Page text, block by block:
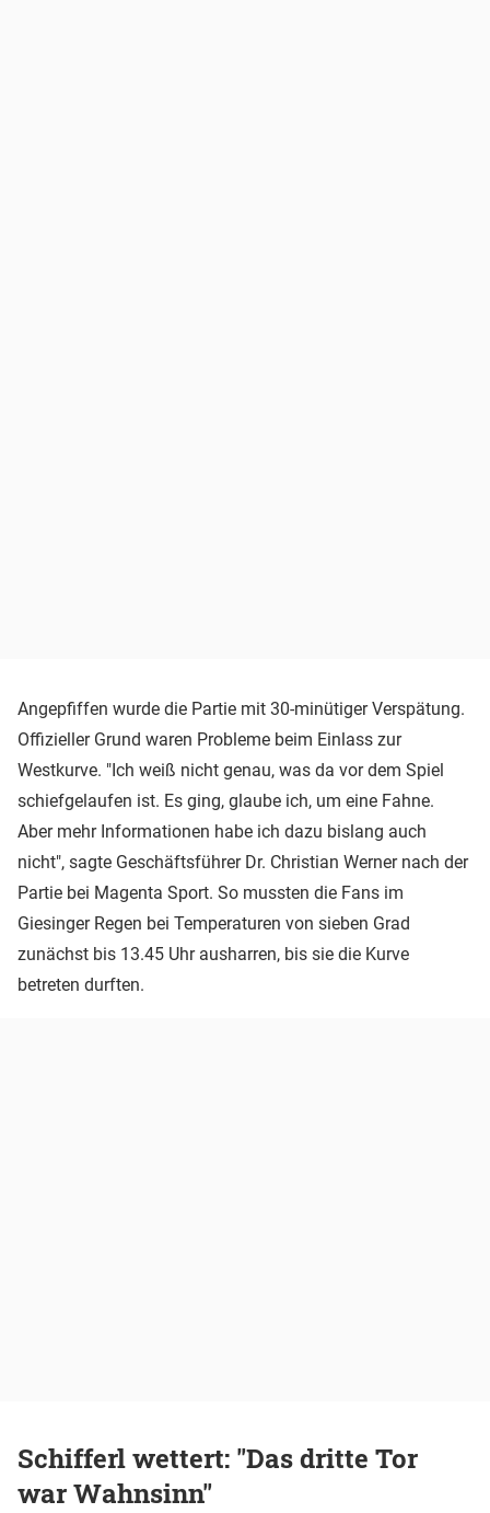
Angepfiffen wurde die Partie mit 30-minütiger Verspätung.
Offizieller Grund waren Probleme beim Einlass zur
Westkurve. "Ich weiß nicht genau, was da vor dem Spiel
schiefgelaufen ist. Es ging, glaube ich, um eine Fahne.
Aber mehr Informationen habe ich dazu bislang auch
nicht", sagte Geschäftsführer Dr. Christian Werner nach der
Partie bei Magenta Sport. So mussten die Fans im
Giesinger Regen bei Temperaturen von sieben Grad
zunächst bis 13.45 Uhr ausharren, bis sie die Kurve
betreten durften.
Schifferl wettert: "Das dritte Tor
war Wahnsinn"